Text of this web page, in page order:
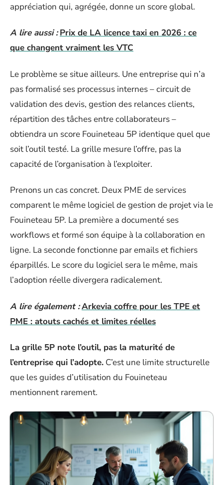
appréciation qui, agrégée, donne un score global.
A lire aussi : Prix de LA licence taxi en 2026 : ce
que changent vraiment les VTC
Le problème se situe ailleurs. Une entreprise qui n’a
pas formalisé ses processus internes – circuit de
validation des devis, gestion des relances clients,
répartition des tâches entre collaborateurs –
obtiendra un score Fouineteau 5P identique quel que
soit l’outil testé. La grille mesure l’offre, pas la
capacité de l’organisation à l’exploiter.
Prenons un cas concret. Deux PME de services
comparent le même logiciel de gestion de projet via le
Fouineteau 5P. La première a documenté ses
workflows et formé son équipe à la collaboration en
ligne. La seconde fonctionne par emails et fichiers
éparpillés. Le score du logiciel sera le même, mais
l’adoption réelle divergera radicalement.
A lire également :Arkevia coffre pour les TPE et
PME : atouts cachés et limites réelles
La grille 5P note l’outil, pas la maturité de
l’entreprise qui l’adopte. C’est une limite structurelle
que les guides d’utilisation du Fouineteau
mentionnent rarement.